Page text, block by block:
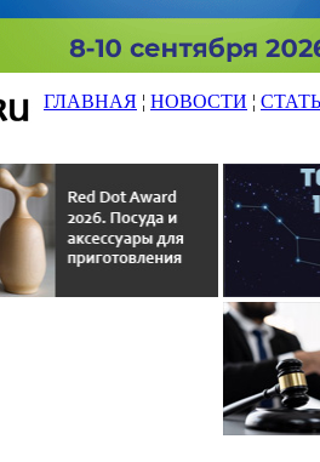
ГЛАВНАЯ ¦ НОВОСТИ ¦